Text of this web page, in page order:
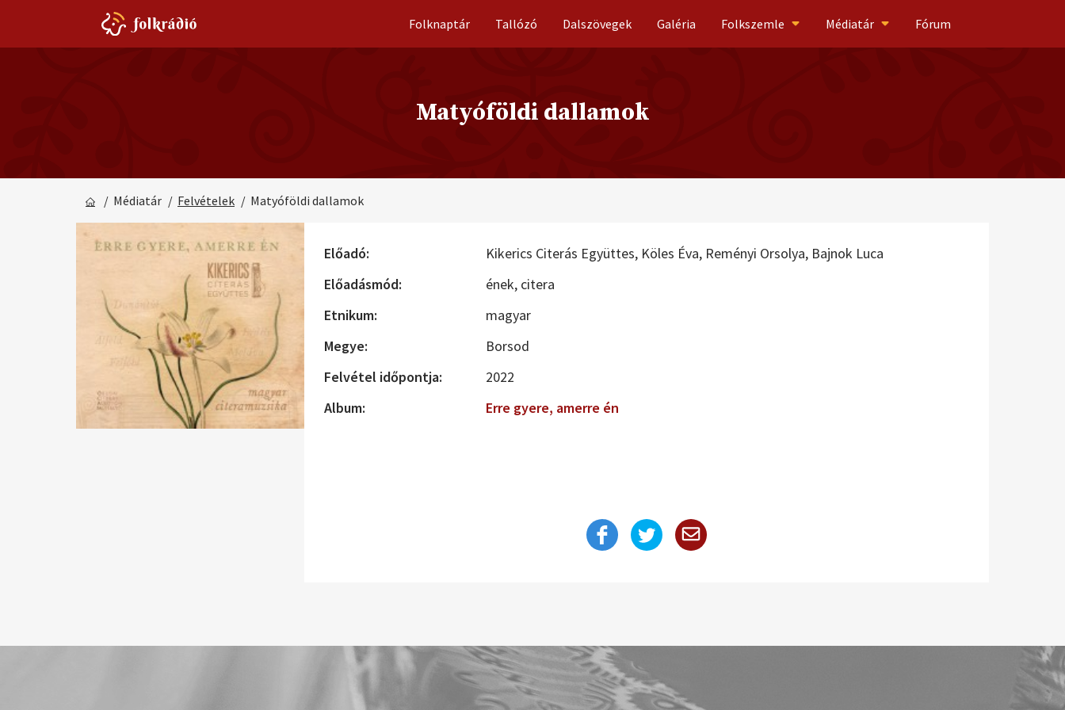
Folknaptár Tallózó Dalszövegek Galéria Folkszemle Médiatár Fórum
Matyóföldi dallamok
/ Médiatár / Felvételek / Matyóföldi dallamok
Előadó: Kikerics Citerás Együttes, Köles Éva, Reményi Orsolya, Bajnok Luca
Előadásmód:
ének, citera
Etnikum:
magyar
Megye:
Borsod
Felvétel időpontja:
2022
Album:
Erre gyere, amerre én